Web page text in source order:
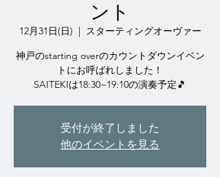
ント
12月31日(日)
  |
スターティングオーヴァー
神戸のstarting overのカウントダウンイベン
トにお呼ばれしました！
SAITEKIは18:30~19:10の演奏予定🎵
受付が終了しました
他のイベントを見る